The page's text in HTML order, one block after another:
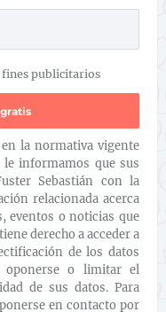
fines publicitarios
la normativa vigente
informamos que sus
Sebastián con la
relacionada acerca
eventos o noticias que
derecho a acceder a
de los datos
oponerse o limitar el
de sus datos. Para
en contacto por